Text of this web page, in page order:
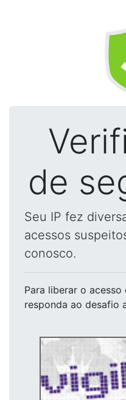
de
Seu IP fez
acessos
conosco.
Para liberar o acesso
responda ao desafio